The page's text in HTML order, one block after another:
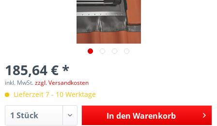
185,64 € *
inkl. MwSt.zzgl. Versandkosten
Lieferzeit 7 - 10 Werktage
In den Warenkorb